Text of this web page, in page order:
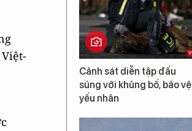
Cảnh sát diễn tập đấu
súng với khủng bố, bảo vệ
yếu nhân